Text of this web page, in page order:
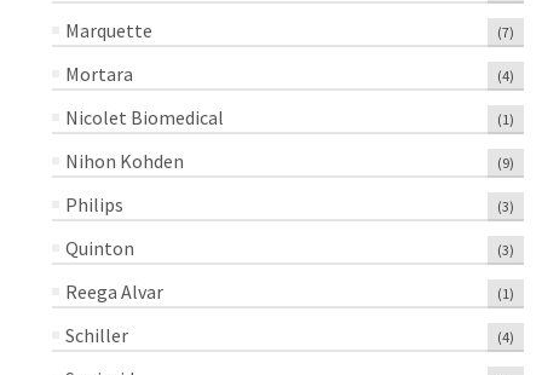
Marquette (7)
Mortara (4)
Nicolet Biomedical (1)
Nihon Kohden (9)
Philips (3)
Quinton (3)
Reega Alvar (1)
Schiller (4)